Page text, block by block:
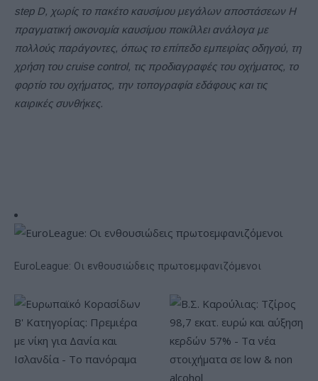
step D, χωρίς το πακέτο καυσίμου μεγάλων αποστάσεων Η
πραγματική οικονομία καυσίμου ποικίλλει ανάλογα με
πολλούς παράγοντες, όπως το επίπεδο εμπειρίας οδηγού, τη
χρήση του cruise control, τις προδιαγραφές του οχήματος, το
φορτίο του οχήματος, την τοπογραφία εδάφους και τις
καιρικές συνθήκες.
EuroLeague: Οι ενθουσιώδεις πρωτοεμφανιζόμενοι